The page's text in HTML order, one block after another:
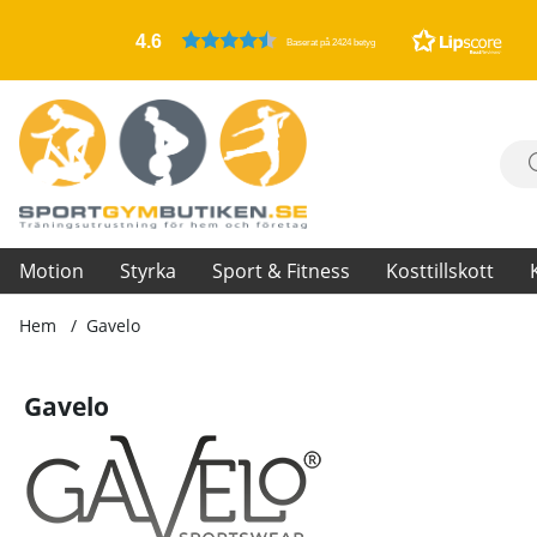
4.6 Baserat på 2424 betyg
Motion Styrka Sport & Fitness Kosttillskott
Hem Gavelo
Gavelo